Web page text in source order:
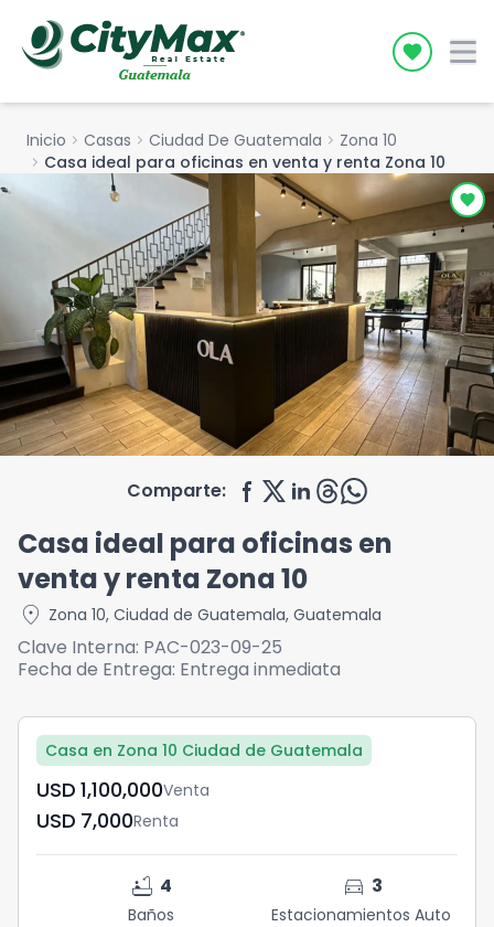
Icon
Inicio chevron_right Casas chevron_right Ciudad De Guatemala chevron_right Zona 10
chevron_right Casa ideal para oficinas en venta y renta Zona 10
Comparte:
Casa ideal para oficinas en
venta y renta Zona 10
location_on Zona 10, Ciudad de Guatemala, Guatemala
Clave Interna: PAC-023-09-25
Fecha de Entrega: Entrega inmediata
Casa en Zona 10 Ciudad de Guatemala
USD	1,100,000Venta
USD	7,000Renta
bathtub 4
Baños
directions_car 3
Estacionamientos Auto